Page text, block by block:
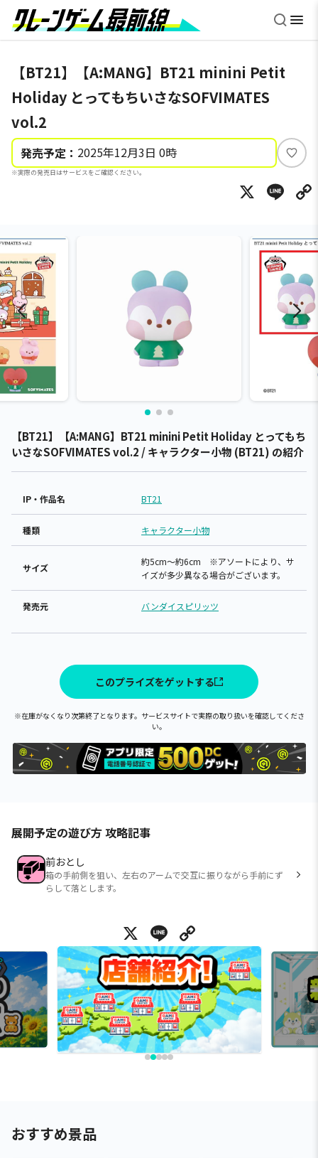
【BT21】【A:MANG】BT21 minini Petit
Holiday とってもちいさなSOFVIMATES
vol.2
発売予定： 2025年12月3日 0時
※実際の発売日はサービスをご確認ください。
い
ね
X
【BT21】【A:MANG】BT21 minini Petit Holiday とってもち
いさなSOFVIMATES vol.2 / キャラクター小物 (BT21) の紹介
IP・作品名 BT21
種類 キャラクター小物
サイズ
約5cm～約6cm ※アソートにより、サ
イズが多少異なる場合がございます。
発売元 バンダイスピリッツ
このプライズをゲットする
※在庫がなくなり次第終了となります。サービスサイトで実際の取り扱いを確認してくださ
い。
展開予定の遊び方 攻略記事
前おとし
箱の手前側を狙い、左右のアームで交互に振りながら手前にず
らして落とします。
X Line
おすすめ景品